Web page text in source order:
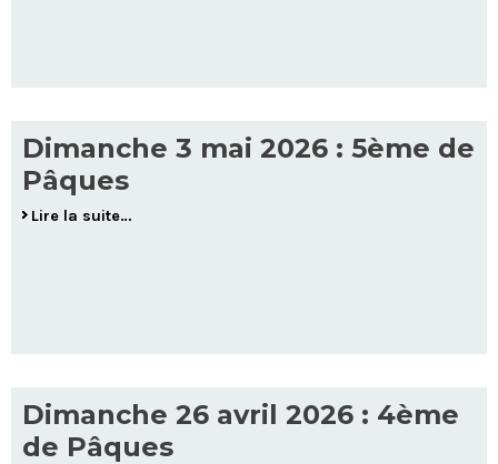
Dimanche 3 mai 2026 : 5ème de
Pâques
Lire la suite…
Dimanche 26 avril 2026 : 4ème
de Pâques